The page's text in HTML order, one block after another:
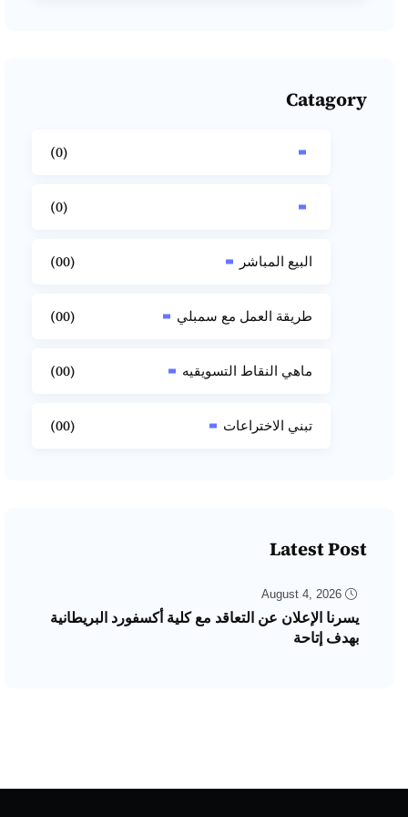
Catagory
(0)
(0)
البيع المباشر (00)
طريقة العمل مع سمبلي (00)
ماهي النقاط التسويقيه (00)
تبني الاختراعات (00)
Latest Post
يسرنا الإعلان عن التعاقد مع كلية أكسفورد البريطانية
بهدف إتاحة